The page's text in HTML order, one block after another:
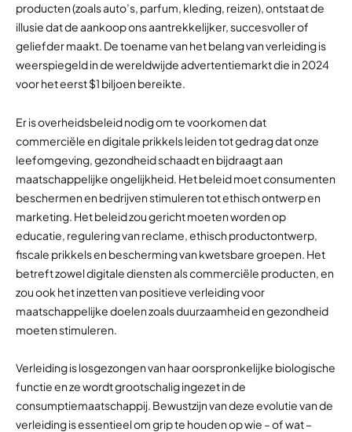
producten (zoals auto’s, parfum, kleding, reizen), ontstaat de
illusie dat de aankoop ons aantrekkelijker, succesvoller of
geliefder maakt. De toename van het belang van verleiding is
weerspiegeld in de wereldwijde advertentiemarkt die in 2024
voor het eerst $1 biljoen bereikte.
Er is overheidsbeleid nodig om te voorkomen dat
commerciële en digitale prikkels leiden tot gedrag dat onze
leefomgeving, gezondheid schaadt en bijdraagt aan
maatschappelijke ongelijkheid. Het beleid moet consumenten
beschermen en bedrijven stimuleren tot ethisch ontwerp en
marketing. Het beleid zou gericht moeten worden op
educatie, regulering van reclame, ethisch productontwerp,
fiscale prikkels en bescherming van kwetsbare groepen. Het
betreft zowel digitale diensten als commerciële producten, en
zou ook het inzetten van positieve verleiding voor
maatschappelijke doelen zoals duurzaamheid en gezondheid
moeten stimuleren.
Verleiding is losgezongen van haar oorspronkelijke biologische
functie en ze wordt grootschalig ingezet in de
consumptiemaatschappij. Bewustzijn van deze evolutie van de
verleiding is essentieel om grip te houden op wie – of wat –